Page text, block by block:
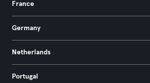
France
Germany
Netherlands
Portugal